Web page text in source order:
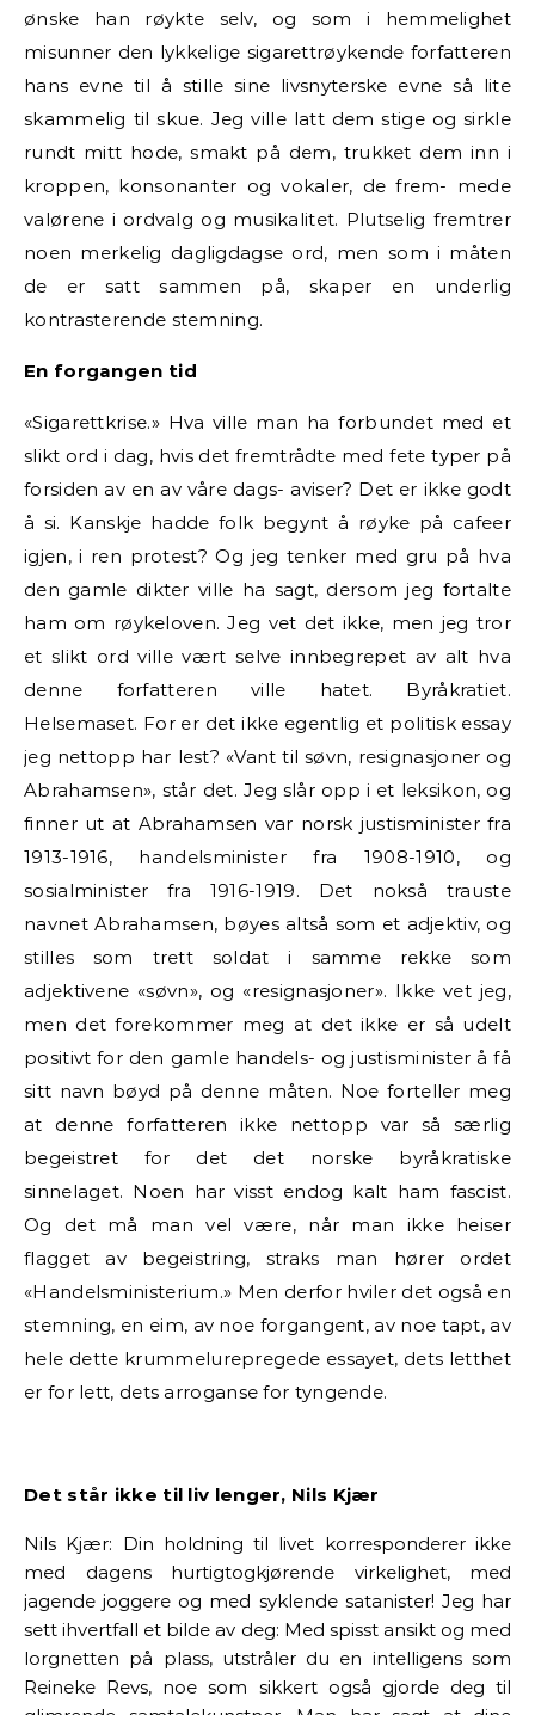
ønske han røykte selv, og som i hemmelighet
misunner den lykkelige sigarettrøykende forfatteren
hans evne til å stille sine livsnyterske evne så lite
skammelig til skue. Jeg ville latt dem stige og sirkle
rundt mitt hode, smakt på dem, trukket dem inn i
kroppen, konsonanter og vokaler, de frem- mede
valørene i ordvalg og musikalitet. Plutselig fremtrer
noen merkelig dagligdagse ord, men som i måten
de er satt sammen på, skaper en underlig
kontrasterende stemning.
En forgangen tid
«Sigarettkrise.» Hva ville man ha forbundet med et
slikt ord i dag, hvis det fremtrådte med fete typer på
forsiden av en av våre dags- aviser? Det er ikke godt
å si. Kanskje hadde folk begynt å røyke på cafeer
igjen, i ren protest? Og jeg tenker med gru på hva
den gamle dikter ville ha sagt, dersom jeg fortalte
ham om røykeloven. Jeg vet det ikke, men jeg tror
et slikt ord ville vært selve innbegrepet av alt hva
denne forfatteren ville hatet. Byråkratiet.
Helsemaset. For er det ikke egentlig et politisk essay
jeg nettopp har lest? «Vant til søvn, resignasjoner og
Abrahamsen», står det. Jeg slår opp i et leksikon, og
finner ut at Abrahamsen var norsk justisminister fra
1913-1916, handelsminister fra 1908-1910, og
sosialminister fra 1916-1919. Det nokså trauste
navnet Abrahamsen, bøyes altså som et adjektiv, og
stilles som trett soldat i samme rekke som
adjektivene «søvn», og «resignasjoner». Ikke vet jeg,
men det forekommer meg at det ikke er så udelt
positivt for den gamle handels- og justisminister å få
sitt navn bøyd på denne måten. Noe forteller meg
at denne forfatteren ikke nettopp var så særlig
begeistret for det det norske byråkratiske
sinnelaget. Noen har visst endog kalt ham fascist.
Og det må man vel være, når man ikke heiser
flagget av begeistring, straks man hører ordet
«Handelsministerium.» Men derfor hviler det også en
stemning, en eim, av noe forgangent, av noe tapt, av
hele dette krummelurepregede essayet, dets letthet
er for lett, dets arroganse for tyngende.
Det står ikke til liv lenger, Nils Kjær
Nils Kjær: Din holdning til livet korresponderer ikke
med dagens hurtigtogkjørende virkelighet, med
jagende joggere og med syklende satanister! Jeg har
sett ihvertfall et bilde av deg: Med spisst ansikt og med
lorgnetten på plass, utstråler du en intelligens som
Reineke Revs, noe som sikkert også gjorde deg til